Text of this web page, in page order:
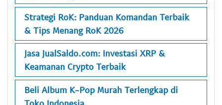
Strategi RoK: Panduan Komandan Terbaik
& Tips Menang RoK 2026
Jasa JualSaldo.com: Investasi XRP &
Keamanan Crypto Terbaik
Beli Album K-Pop Murah Terlengkap di